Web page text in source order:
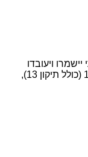
ויעובדו
בהתאם לחוק הגנת הפרטיות, התשמ"א–1981 (כולל תיקון 13),